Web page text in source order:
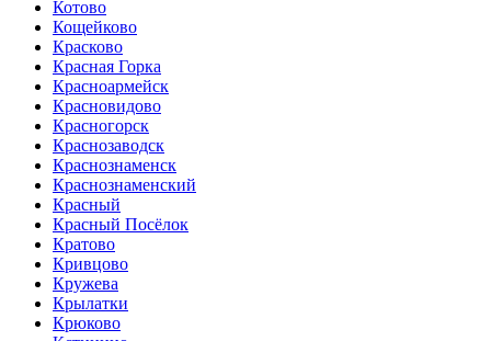
Котово
Кощейково
Красково
Красная Горка
Красноармейск
Красновидово
Красногорск
Краснозаводск
Краснознаменск
Краснознаменский
Красный
Красный Посёлок
Кратово
Кривцово
Кружева
Крылатки
Крюково